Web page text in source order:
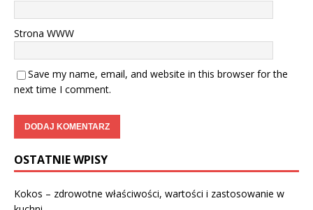
Strona WWW
Save my name, email, and website in this browser for the
next time I comment.
OSTATNIE WPISY
Kokos – zdrowotne właściwości, wartości i zastosowanie w